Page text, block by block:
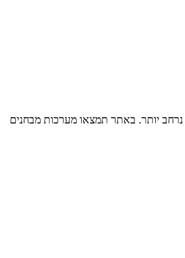
נרחב יותר. באתר תמצאו מערכות מבחנים